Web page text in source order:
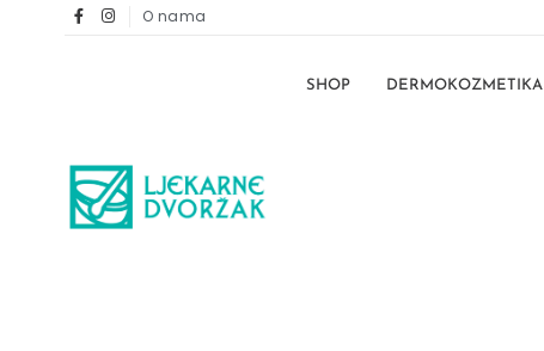
O nama
SHOP DERMOKOZMETIKA